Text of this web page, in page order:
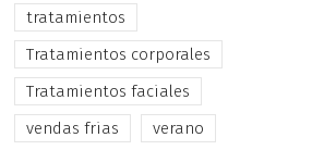
tratamientos
Tratamientos corporales
Tratamientos faciales
vendas frias
verano